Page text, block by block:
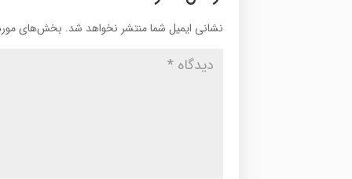
نشانی ایمیل شما منتشر نخواهد شد. بخش‌های